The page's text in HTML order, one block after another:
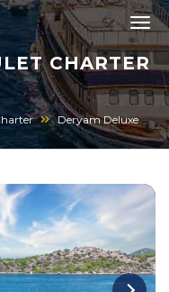
CHARTER
Deryam Deluxe